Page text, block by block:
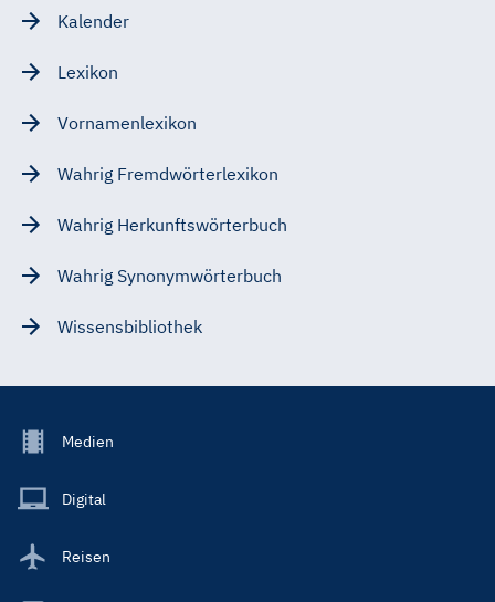
Kalender
Lexikon
Vornamenlexikon
Wahrig Fremdwörterlexikon
Wahrig Herkunftswörterbuch
Wahrig Synonymwörterbuch
Wissensbibliothek
Footer
Main
Medien
Digital
Reisen